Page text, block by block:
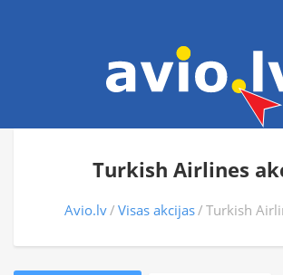
Turkish Airlines
Avio.lv Visas akcijas Turkish